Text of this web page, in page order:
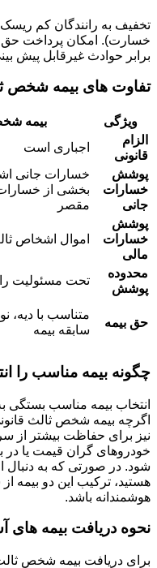
تخفیف به رانندگان کم
خسارت). امکان پرداخت
برابر حوادث غیرقابل پیش
تفاوت های بیمه شخص
ویژگی بیمه
الزام
قانونی
اجباری است
پوشش
خسارات
جانی
خسارات جانی
بخشی از خسارات
مقصر
پوشش
خسارات
مالی
اموال اشخاص
محدوده
پوشش
تحت مسئولیت
حق بیمه
متناسب با دیه،
سابقه بیمه
چگونه بیمه مناسب را
انتخاب بیمه مناسب بستگی
اگرچه بیمه شخص ثالث
نیز برای حفاظت بیشتر از
خودروهای گران قیمت یا در
شود. در صورتی که به دنبال
هستید، ترکیب این دو بیمه
هوشمندانه باشد.
نحوه دریافت بیمه های
برای دریافت بیمه شخص